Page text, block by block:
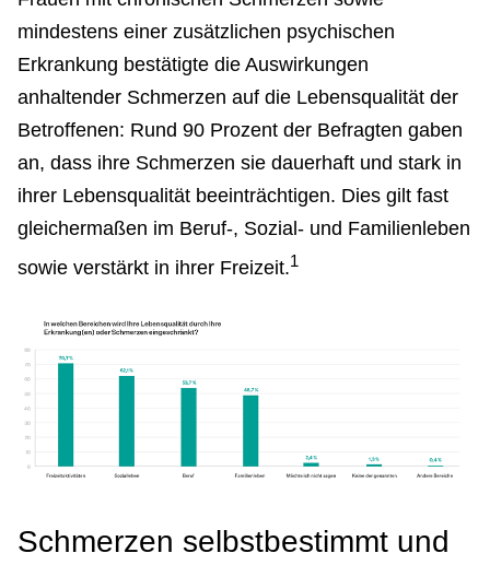
mindestens einer zusätzlichen psychischen
Erkrankung bestätigte die Auswirkungen
anhaltender Schmerzen auf die Lebensqualität der
Betroffenen: Rund 90 Prozent der Befragten gaben
an, dass ihre Schmerzen sie dauerhaft und stark in
ihrer Lebensqualität beeinträchtigen. Dies gilt fast
gleichermaßen im Beruf-, Sozial- und Familienleben
sowie verstärkt in ihrer Freizeit.1
Schmerzen selbstbestimmt und